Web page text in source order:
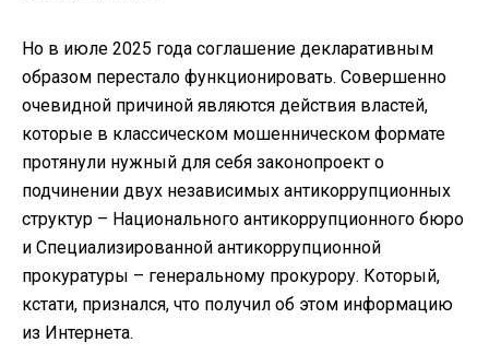
Но в июле 2025 года соглашение декларативным
образом перестало функционировать. Совершенно
очевидной причиной являются действия властей,
которые в классическом мошенническом формате
протянули нужный для себя законопроект о
подчинении двух независимых антикоррупционных
структур – Национального антикоррупционного бюро
и Специализированной антикоррупционной
прокуратуры – генеральному прокурору. Который,
кстати, признался, что получил об этом информацию
из Интернета.